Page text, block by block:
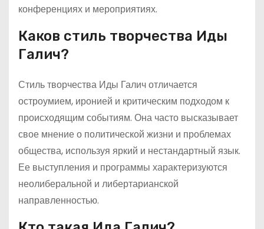
конференциях и мероприятиях.
Каков стиль творчества Иды
Галич?
Стиль творчества Иды Галич отличается
остроумием, иронией и критическим подходом к
происходящим событиям. Она часто высказывает
свое мнение о политической жизни и проблемах
общества, используя яркий и нестандартный язык.
Ее выступления и программы характеризуются
неолиберальной и либертарианской
направленностью.